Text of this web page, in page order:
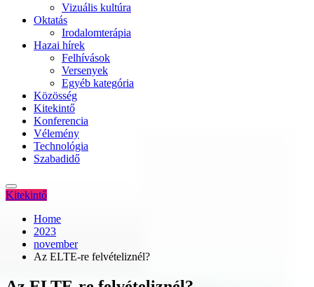
Vizuális kultúra
Oktatás
Irodalomterápia
Hazai hírek
Felhívások
Versenyek
Egyéb kategória
Közösség
Kitekintő
Konferencia
Vélemény
Technológia
Szabadidő
Kitekintő
Home
2023
november
Az ELTE-re felvételiznél?